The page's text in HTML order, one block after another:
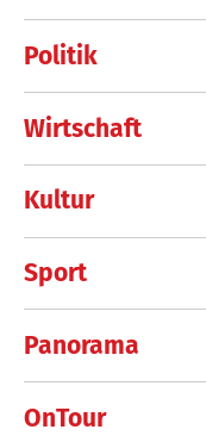
Politik
Wirtschaft
Kultur
Sport
Panorama
OnTour